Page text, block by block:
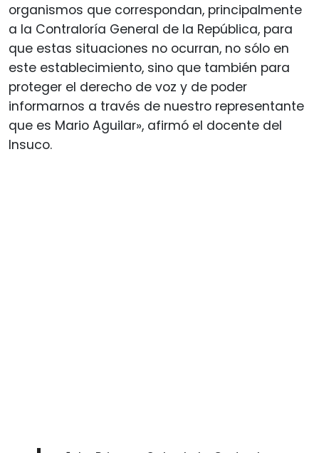
organismos que correspondan, principalmente
a la Contraloría General de la República, para
que estas situaciones no ocurran, no sólo en
este establecimiento, sino que también para
proteger el derecho de voz y de poder
informarnos a través de nuestro representante
que es Mario Aguilar», afirmó el docente del
Insuco.